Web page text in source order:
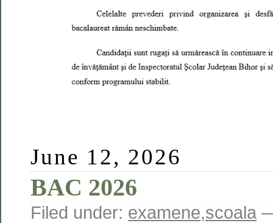
June 12, 2026
BAC 2026
Filed under: examene,scoala